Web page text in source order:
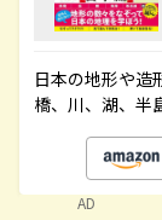
日本の地形や造
橋、川、湖、半
AD